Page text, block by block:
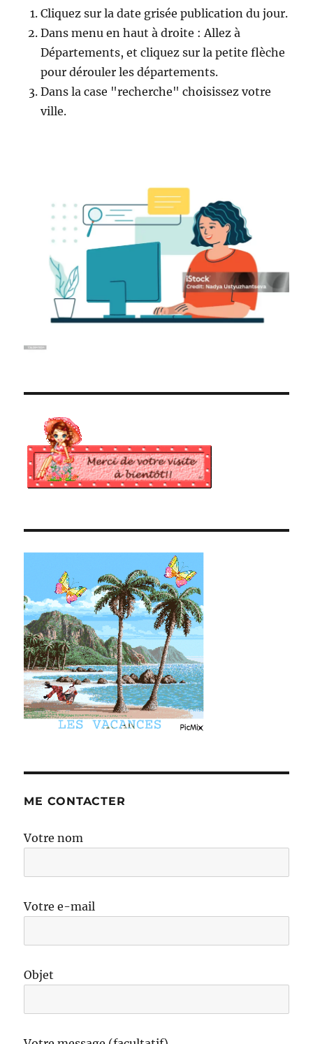
Cliquez sur la date grisée publication du jour.
Dans menu en haut à droite : Allez à
Départements, et cliquez sur la petite flèche
pour dérouler les départements.
Dans la case "recherche" choisissez votre
ville.
ME CONTACTER
Votre nom
Votre e-mail
Objet